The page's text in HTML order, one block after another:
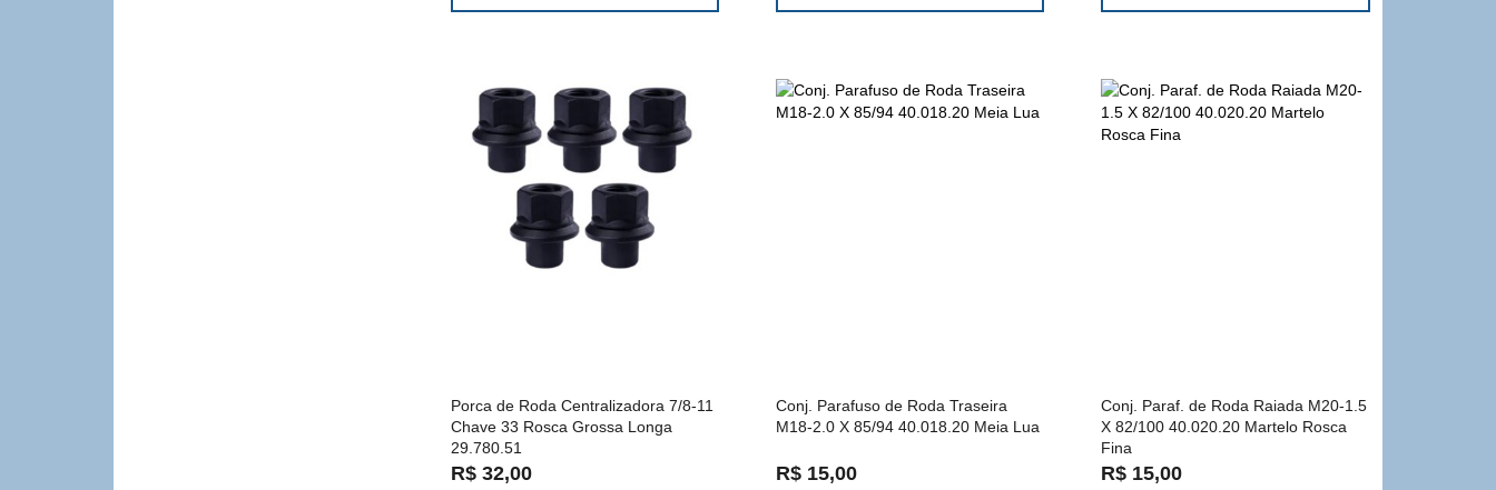
Porca de Roda Centralizadora 7/8-11
Chave 33 Rosca Grossa Longa
29.780.51
R$ 32,00
Conj. Parafuso de Roda Traseira
M18-2.0 X 85/94 40.018.20 Meia Lua
R$ 15,00
Conj. Paraf. de Roda Raiada M20-1.5
X 82/100 40.020.20 Martelo Rosca
Fina
R$ 15,00